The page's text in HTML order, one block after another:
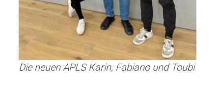
Die neuen APLS Karin, Fabiano und Toubi